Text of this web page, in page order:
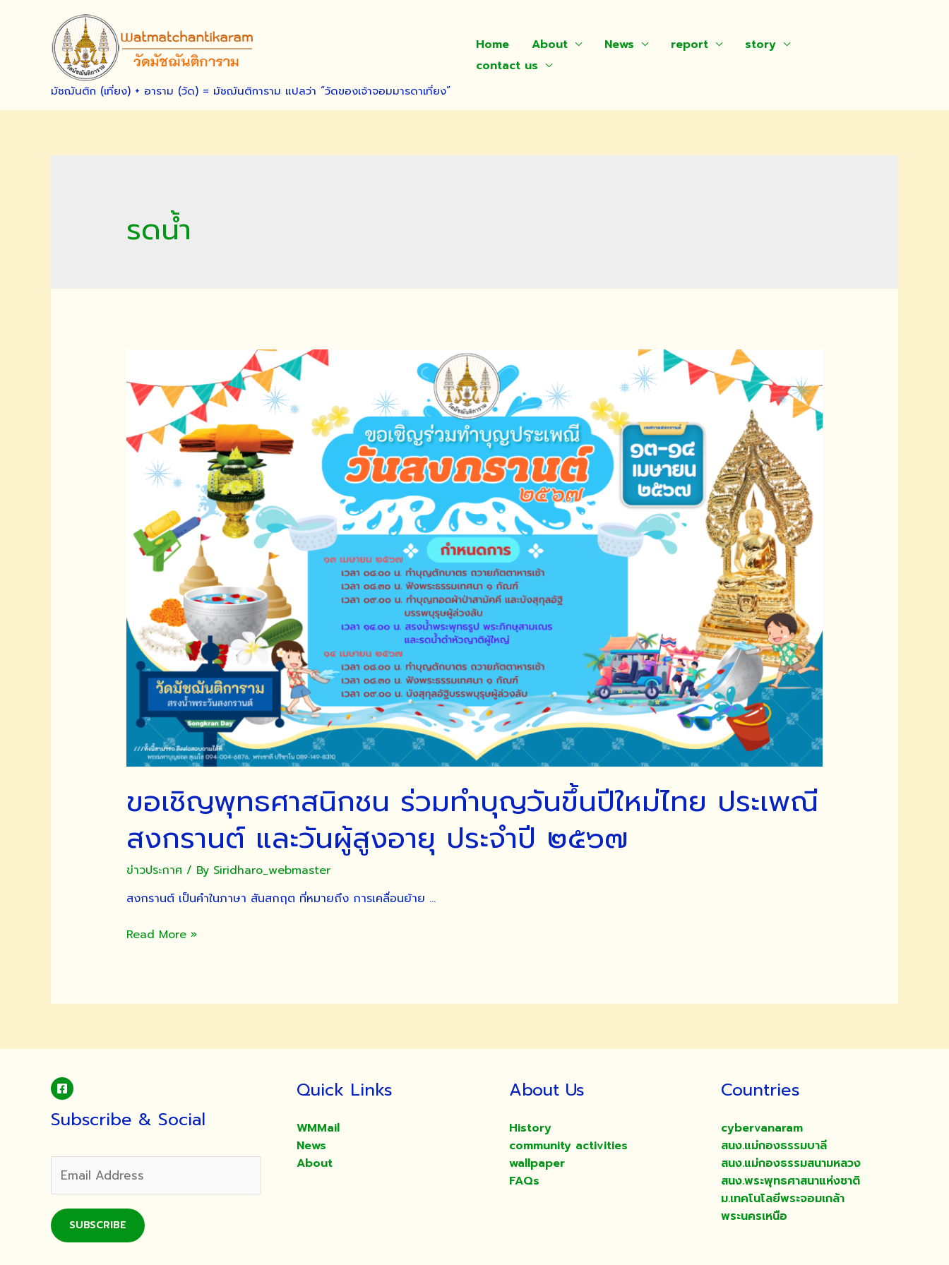
มัชฌันติก (เที่ยง) + อาราม (วัด) = มัชฌันติการาม แปลว่า “วัดของเจ้าจอมมารดาเที่ยง”
Home About News report
story
contact us
รดน้ำ
ขอเชิญพุทธศาสนิกชน ร่วมทำบุญวันขึ้นปีใหม่ไทย ประเพณี
สงกรานต์ และวันผู้สูงอายุ ประจำปี ๒๕๖๗
ข่าวประกาศ/ By Siridharo_webmaster
สงกรานต์ เป็นคำในภาษา สันสกฤต ที่หมายถึง การเคลื่อนย้าย …
ขอ
ทำบุญ
ประเพณี
สงกรานต์
ผู้
สูง
อายุ
ประจำ
Read More »
Subscribe & Social
SUBSCRIBE
Quick Links
WMMail
News
About
About Us
History
community activities
wallpaper
FAQs
Countries
cybervanaram
สนง.แม่กองธรรมบาลี
สนง.แม่กองธรรมสนามหลวง
สนง.พระพุทธศาสนาแห่งชาติ
ม.เทคโนโลยีพระจอมเกล้า
พระนครเหนือ